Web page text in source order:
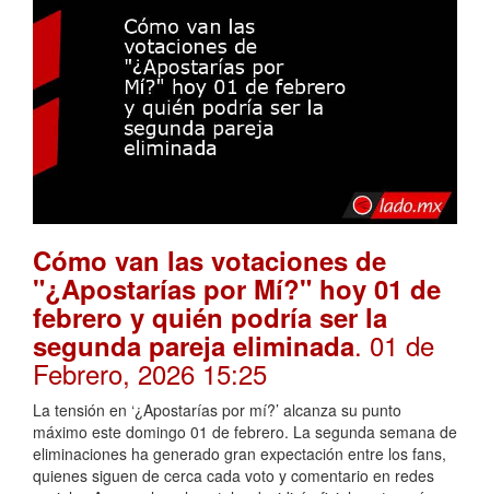
Cómo van las votaciones de
"¿Apostarías por Mí?" hoy 01 de
febrero y quién podría ser la
segunda pareja eliminada. 01 de
Febrero, 2026 15:25
La tensión en ‘¿Apostarías por mí?’ alcanza su punto
máximo este domingo 01 de febrero. La segunda semana de
eliminaciones ha generado gran expectación entre los fans,
quienes siguen de cerca cada voto y comentario en redes